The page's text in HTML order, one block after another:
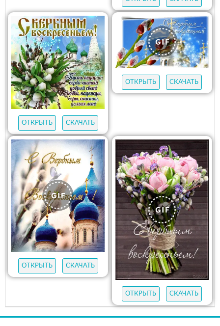
ОТКРЫТЬ СКАЧАТЬ
ОТКРЫТЬ СКАЧАТЬ
ОТКРЫТЬ СКАЧАТЬ
ОТКРЫТЬ СКАЧАТЬ